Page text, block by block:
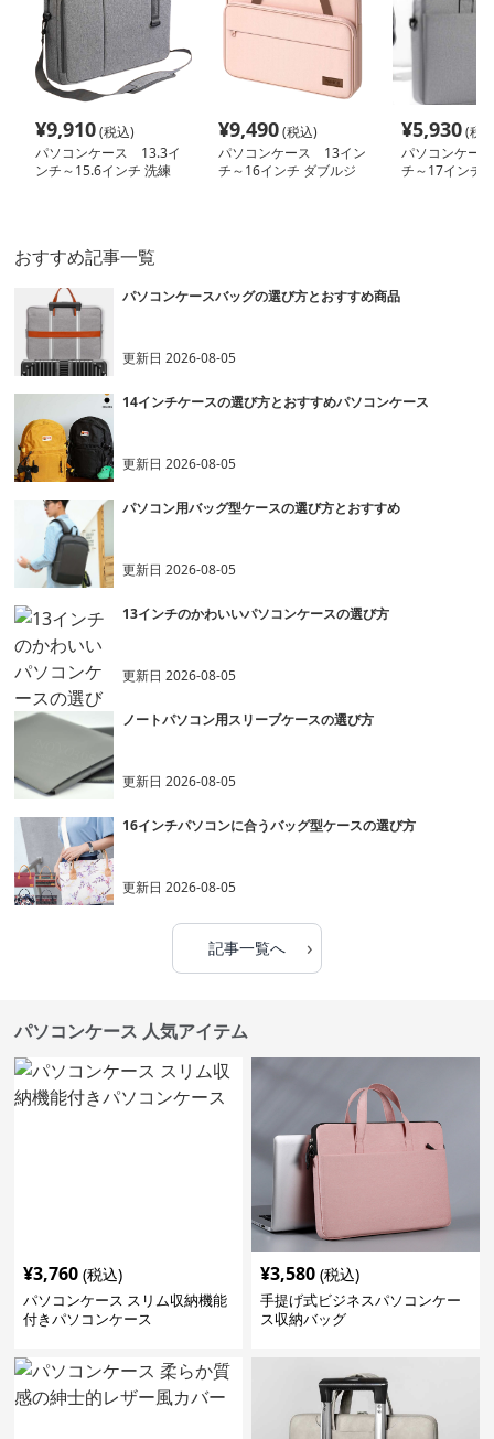
¥9,910(税込)
パソコンケース 13.3イ
ンチ～15.6インチ 洗練
¥9,490(税込)
パソコンケース 13イン
チ～16インチ ダブルジ
¥5,930(税
パソコンケー
チ～17インチ
おすすめ記事一覧
パソコンケースバッグの選び方とおすすめ商品
更新日2026-08-05
14インチケースの選び方とおすすめパソコンケース
更新日2026-08-05
パソコン用バッグ型ケースの選び方とおすすめ
更新日2026-08-05
13インチのかわいいパソコンケースの選び方
更新日2026-08-05
ノートパソコン用スリーブケースの選び方
更新日2026-08-05
16インチパソコンに合うバッグ型ケースの選び方
更新日2026-08-05
記事一覧へ ›
パソコンケース 人気アイテム
¥3,760 (税込)
パソコンケース スリム収納機能
付きパソコンケース
¥3,580 (税込)
手提げ式ビジネスパソコンケー
ス収納バッグ